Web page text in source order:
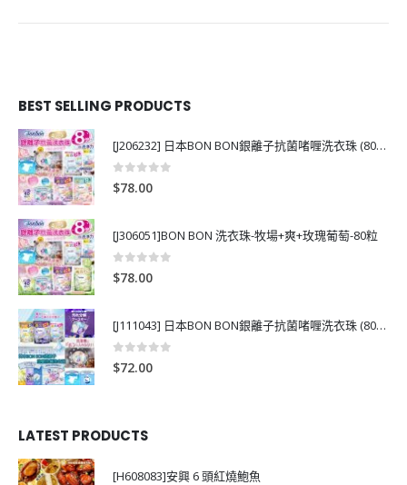
BEST SELLING PRODUCTS
[J206232] 日本BON BON銀離子抗菌啫喱洗衣珠 (80粒)
0out of 5
$78.00
[J306051]BON BON 洗衣珠-牧場+爽+玫瑰葡萄-80粒
0out of 5
$78.00
[J111043] 日本BON BON銀離子抗菌啫喱洗衣珠 (80粒)
0
$72.00
LATEST PRODUCTS
[H608083]安興 6 頭紅燒鮑魚